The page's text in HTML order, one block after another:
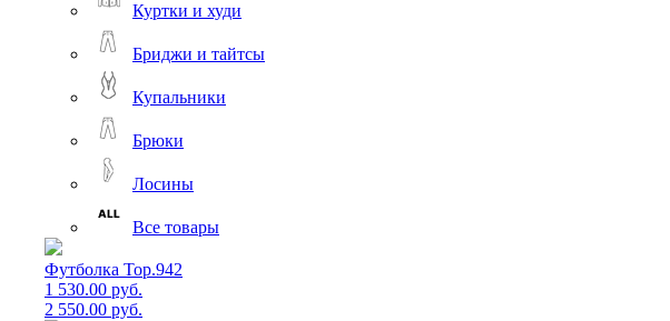
Куртки и худи
Бриджи и тайтсы
Купальники
Брюки
Лосины
Все товары
Футболка Top.942
1 530.00 руб.
2 550.00 руб.